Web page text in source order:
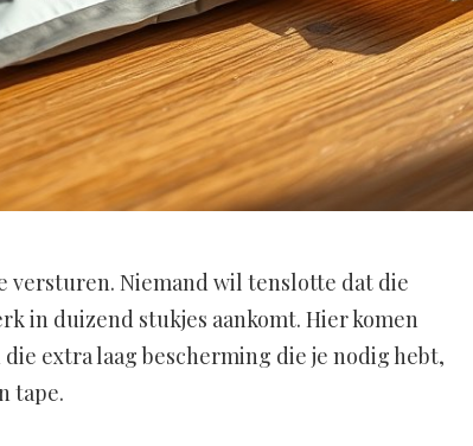
versturen. Niemand wil tenslotte dat die
in duizend stukjes aankomt. Hier komen
extra laag bescherming die je nodig hebt,
tape.